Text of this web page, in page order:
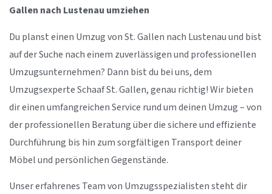
Gallen nach Lustenau umziehen
Du planst einen Umzug von St. Gallen nach Lustenau und bist
auf der Suche nach einem zuverlässigen und professionellen
Umzugsunternehmen? Dann bist du bei uns, dem
Umzugsexperte Schaaf St. Gallen, genau richtig! Wir bieten
dir einen umfangreichen Service rund um deinen Umzug – von
der professionellen Beratung über die sichere und effiziente
Durchführung bis hin zum sorgfältigen Transport deiner
Möbel und persönlichen Gegenstände.
Unser erfahrenes Team von Umzugsspezialisten steht dir